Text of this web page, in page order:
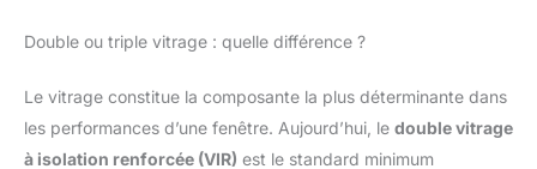
Double ou triple vitrage : quelle différence ?
Le vitrage constitue la composante la plus déterminante dans
les performances d’une fenêtre. Aujourd’hui, le double vitrage
à isolation renforcée (VIR) est le standard minimum